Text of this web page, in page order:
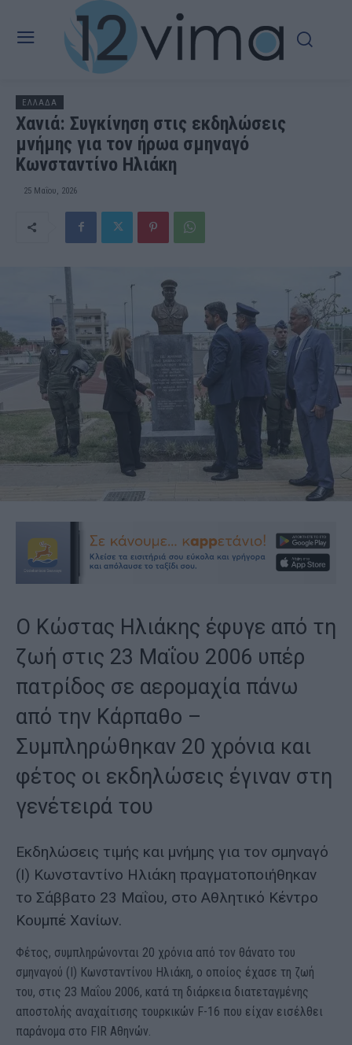
ΕΛΛΑΔΑ
Χανιά: Συγκίνηση στις εκδηλώσεις
μνήμης για τον ήρωα σμηναγό
Κωνσταντίνο Ηλιάκη
25 Μαΐου, 2026
Ο Κώστας Ηλιάκης έφυγε από τη
ζωή στις 23 Μαΐου 2006 υπέρ
πατρίδος σε αερομαχία πάνω
από την Κάρπαθο –
Συμπληρώθηκαν 20 χρόνια και
φέτος οι εκδηλώσεις έγιναν στη
γενέτειρά του
Εκδηλώσεις τιμής και μνήμης για τον σμηναγό
(Ι) Κωνσταντίνο Ηλιάκη πραγματοποιήθηκαν
το Σάββατο 23 Μαΐου, στο Αθλητικό Κέντρο
Κουμπέ Χανίων.
Φέτος, συμπληρώνονται 20 χρόνια από τον θάνατο του
σμηναγού (Ι) Κωνσταντίνου Ηλιάκη, ο οποίος έχασε τη ζωή
του, στις 23 Μαΐου 2006, κατά τη διάρκεια διατεταγμένης
αποστολής αναχαίτισης τουρκικών F-16 που είχαν εισέλθει
παράνομα στο FIR Αθηνών.